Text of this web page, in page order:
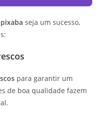
seja um sucesso,
para garantir um
de boa qualidade fazem